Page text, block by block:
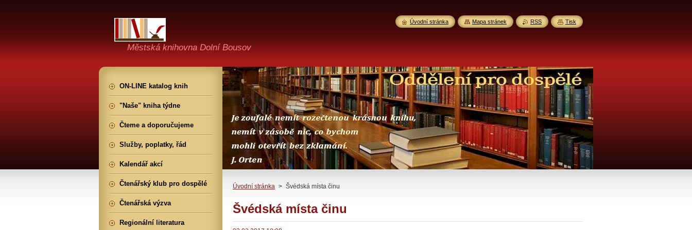
Městská knihovna Dolní Bousov
Úvodní stránka > Švédská místa činu
Švédská místa činu
ON-LINE katalog knih
"Naše" kniha týdne
Čteme a doporučujeme
Služby, poplatky, řád
Kalendář akcí
Čtenářský klub pro dospělé
Čtenářská výzva
Regionální literatura
Úvodní stránka Mapa stránek RSS Tisk